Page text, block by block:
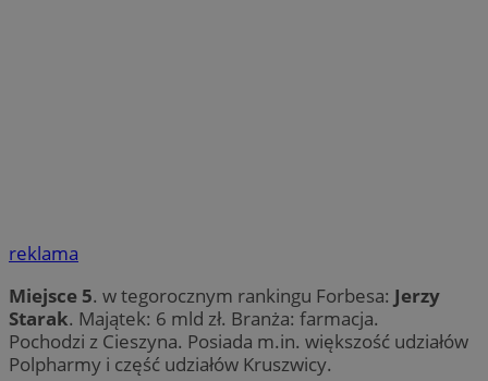
reklama
Miejsce 5. w tegorocznym rankingu Forbesa: Jerzy
Starak. Majątek: 6 mld zł. Branża: farmacja.
Pochodzi z Cieszyna. Posiada m.in. większość udziałów
Polpharmy i część udziałów Kruszwicy.